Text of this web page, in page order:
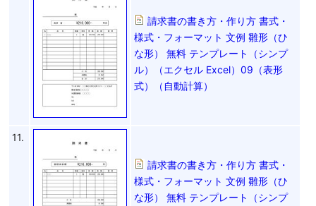
請求書の書き方・作り方 書式・
様式・フォーマット 文例 雛形（ひ
な形） 無料 テンプレート（シンプ
ル）（エクセル Excel）09（表形
式）（自動計算）
11.
請求書の書き方・作り方 書式・
様式・フォーマット 文例 雛形（ひ
な形） 無料 テンプレート（シンプ